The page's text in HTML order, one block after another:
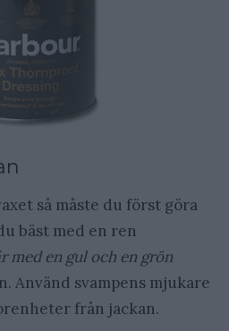
så måste du först göra
bäst med en ren
med en gul och en grön
Använd svampens mjukare
från jackan.